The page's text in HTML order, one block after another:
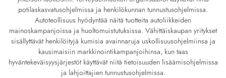
potilaskasvatusohjelmissa ja henkilökunnan tunnustusohjelmissa.
Autoteollisuus hyödyntää näitä tuotteita autoliikkeiden
mainoskampanjoissa ja huoltomuistutuksissa. Vähittäiskaupan yritykset
sisällyttävät henkilöityjä kumisia avainnaruja uskollisuusohjelmiinsa ja
kausimaisiin markkinointikampanjoihinsa, kun taas
hyväntekeväisyysjärjestöt käyttävät niitä tietoisuuden lisäämisohjelmissa
ja lahjoittajien tunnustusohjelmissa.